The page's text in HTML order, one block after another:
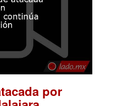
por